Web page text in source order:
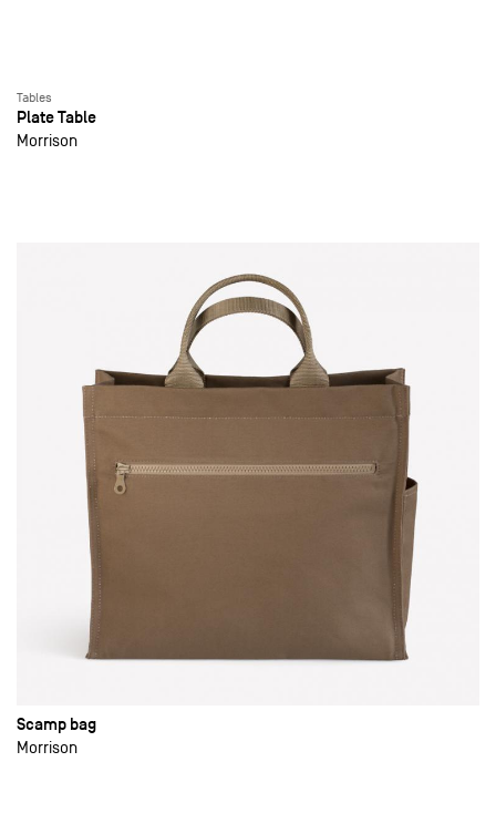
Tables
Plate Table
Morrison
Scamp bag
Morrison